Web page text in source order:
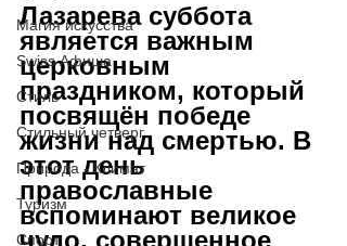
Магия искусства
Swiss Афиша
Стиль
Стильный четверг
Природа - Климат
Туризм
Спорт
Лазарева суббота
является важным
церковным
праздником, который
посвящён победе
жизни над смертью. В
этот день
православные
вспоминают великое
чудо, совершенное